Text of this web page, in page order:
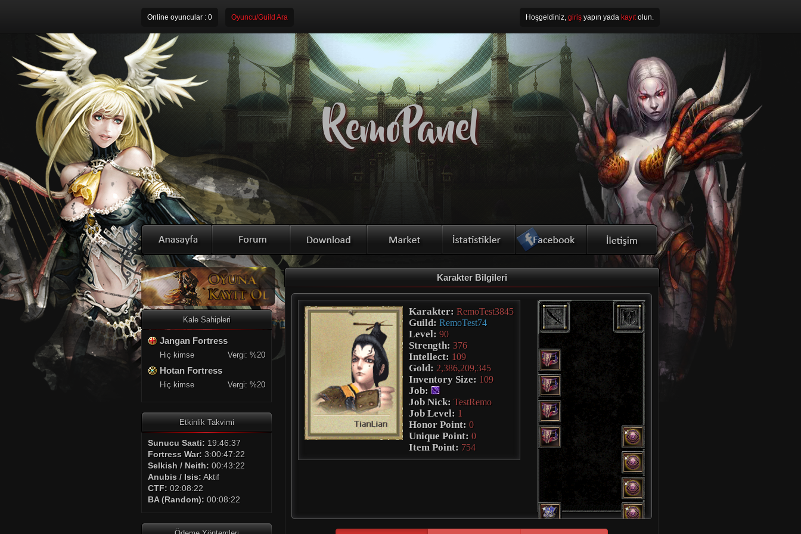
Online oyuncular : 0 Oyuncu/Guild Ara Hoşgeldiniz, giriş yapın yada kayıtolun.
RemoPanel
Kale Sahipleri
Jangan Fortress
Hiç kimse Vergi: %20
Hotan Fortress
Hiç kimse Vergi: %20
Etkinlik Takvimi
Sunucu Saati: 19:46:38
Fortress War: 3:00:47:21
Selkish / Neith: 00:43:21
Anubis / Isis: Aktif
CTF: 02:08:21
BA (Random): 00:08:21
Karakter Bilgileri
Karakter: RemoTest3845
Guild: RemoTest74
Level: 90
Strength: 376
Intellect: 109
Gold: 2,386,209,345
Inventory Size: 109
Job:
Job Nick: TestRemo
Job Level: 1
Honor Point: 0
Unique Point: 0
Item Point: 754